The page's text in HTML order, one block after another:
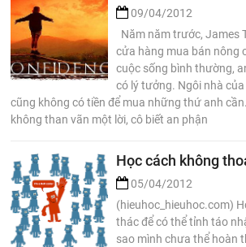
09/04/2012
Năm năm trước, James
cửa hàng mua bán nông
cuộc sống bình thường,
có lý tưởng. Ngôi nhà
cũng không có tiền để mua những thứ anh
không than vãn một lời, cô biết an phận
Học cách không
05/04/2012
(hieuhoc_hieuhoc.com)
thác để có thể tỉnh táo
sao mình chưa thể hoàn